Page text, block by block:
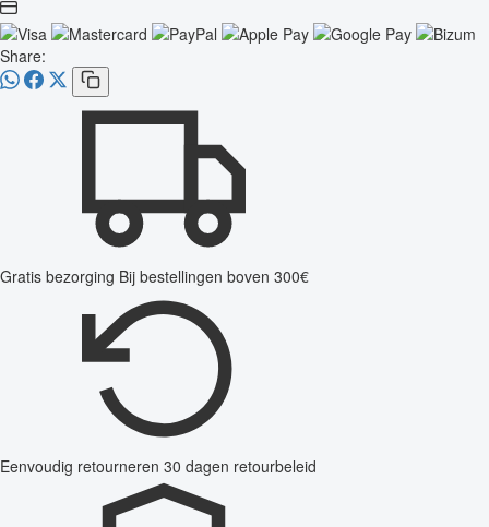
Share:
Gratis bezorging Bij bestellingen boven 300€
Eenvoudig retourneren 30 dagen retourbeleid